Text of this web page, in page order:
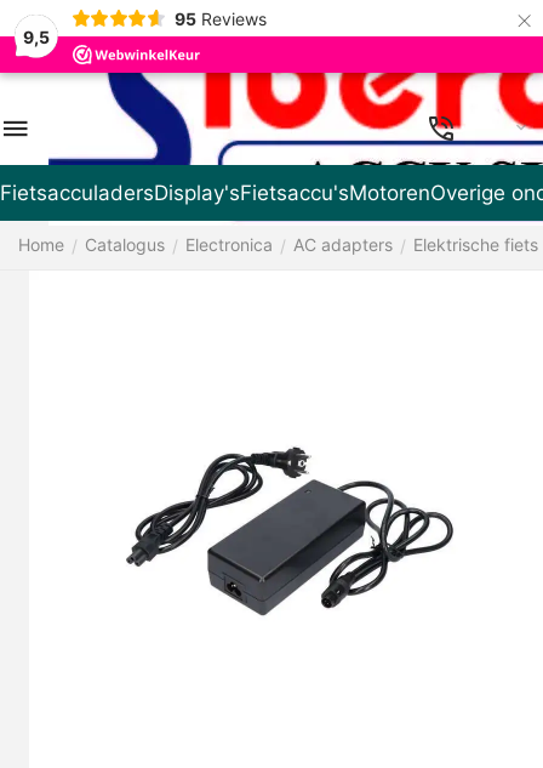
9,5
95 Reviews ×
NL
FietsacculadersDisplay'sFietsaccu'sMotorenOverige
Home / Catalogus / Electronica / AC adapters / Elektrische fiets